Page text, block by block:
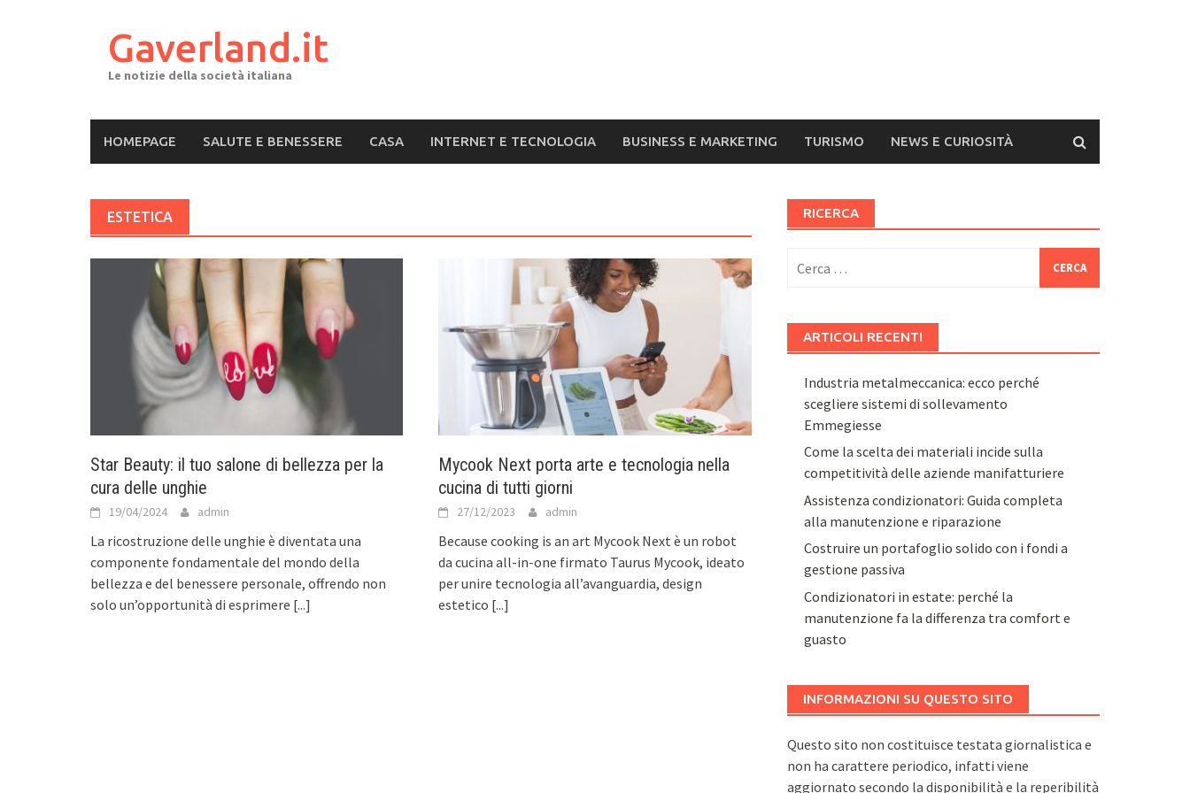
Gaverland.it
Le notizie della società italiana
HOMEPAGE SALUTE E BENESSERE CASA INTERNET E TECNOLOGIA BUSINESS E MARKETING TURISMO NEWS E CURIOSITÀ
ESTETICA
Star Beauty: il tuo salone di bellezza per la
cura delle unghie
19/04/2024 admin
La ricostruzione delle unghie è diventata una
componente fondamentale del mondo della
bellezza e del benessere personale, offrendo non
solo un’opportunità di esprimere [...]
Mycook Next porta arte e tecnologia nella
cucina di tutti giorni
27/12/2023 admin
Because cooking is an art Mycook Next è un robot
da cucina all-in-one firmato Taurus Mycook, ideato
per unire tecnologia all’avanguardia, design
estetico [...]
RICERCA
per:
ARTICOLI RECENTI
Industria metalmeccanica: ecco perché
scegliere sistemi di sollevamento
Emmegiesse
Come la scelta dei materiali incide sulla
competitività delle aziende manifatturiere
Assistenza condizionatori: Guida completa
alla manutenzione e riparazione
Costruire un portafoglio solido con i fondi a
gestione passiva
Condizionatori in estate: perché la
manutenzione fa la differenza tra comfort e
guasto
INFORMAZIONI SU QUESTO SITO
Questo sito non costituisce testata giornalistica e
non ha carattere periodico, infatti viene
aggiornato secondo la disponibilità e la reperibilità